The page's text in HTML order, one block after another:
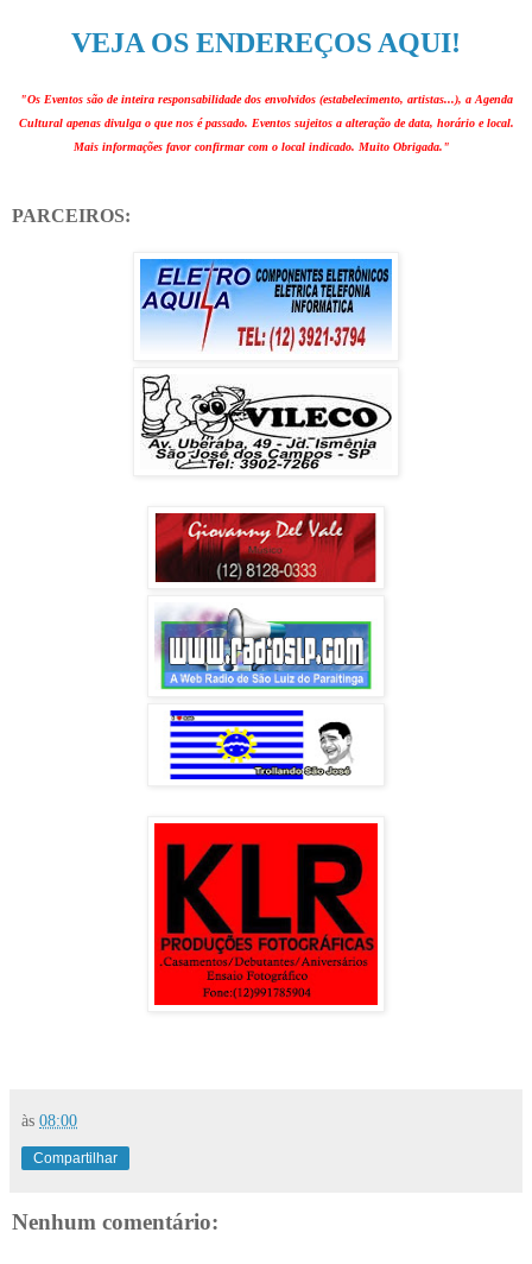
VEJA OS ENDEREÇOS AQUI!
"Os Eventos são de inteira responsabilidade dos envolvidos (estabelecimento, artistas...), a Agenda
Cultural apenas divulga o que nos é passado. Eventos sujeitos a alteração de data, horário e local.
Mais informações favor confirmar com o local indicado. Muito Obrigada."
PARCEIROS:
às 08:00
Compartilhar
Nenhum comentário: